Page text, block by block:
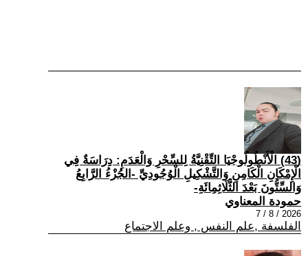
(43) الْأَنْطُولُوجْيَا التِّقْنِيَّةُ لِلسِّحْرِ وَالْعَدَمِ: دِرَاسَةٌ فِي
الْإِمْكَانِ الْكَامِنِ وَالتَّشْكِيلِ الْوُجُودِيِّ -الجُزْءُ الرَّابِعُ
وَالسِّتُّونَ بَعْدَ الثَّلَاثِمِائَةِ-
حمودة المعناوي
2026 / 8 / 7
الفلسفة ,علم النفس , وعلم الاجتماع